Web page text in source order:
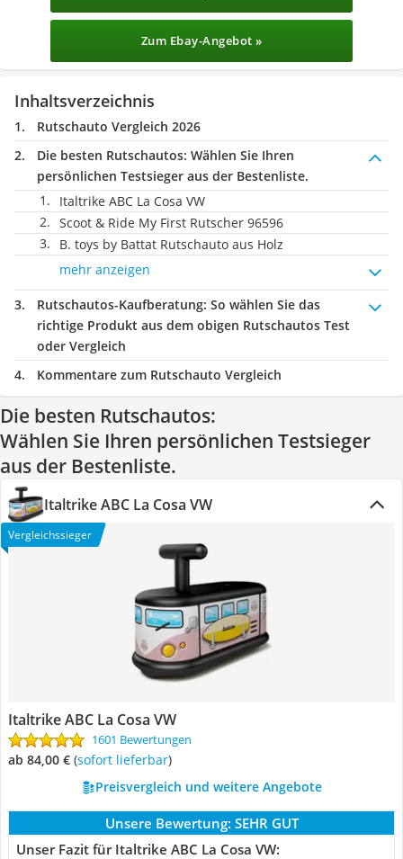
Zum Ebay-Angebot »
Inhaltsverzeichnis
Rutschauto Vergleich 2026
Die besten Rutschautos: Wählen Sie Ihren
persönlichen Testsieger aus der Bestenliste.
Italtrike ABC La Cosa VW
Scoot & Ride My First Rutscher 96596
B. toys by Battat Rutschauto aus Holz
mehr anzeigen
Rutschautos-Kaufberatung: So wählen Sie das
richtige Produkt aus dem obigen Rutschautos Test
oder Vergleich
Kommentare zum Rutschauto Vergleich
Die besten Rutschautos:
Wählen Sie Ihren persönlichen Testsieger
aus der Bestenliste.
Italtrike ABC La Cosa VW
Vergleichssieger
Italtrike ABC La Cosa VW
1601 Bewertungen
ab 84,00 € ( Sofort lieferbar)
Preisvergleich und weitere Angebote
Unsere Bewertung: SEHR GUT
Unser Fazit für Italtrike ABC La Cosa VW: